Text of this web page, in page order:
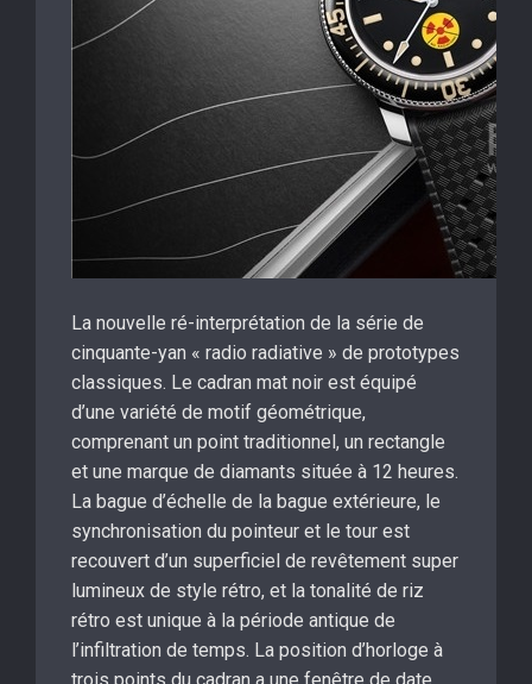
La nouvelle ré-interprétation de la série de
cinquante-yan « radio radiative » de prototypes
classiques. Le cadran mat noir est équipé
d’une variété de motif géométrique,
comprenant un point traditionnel, un rectangle
et une marque de diamants située à 12 heures.
La bague d’échelle de la bague extérieure, le
synchronisation du pointeur et le tour est
recouvert d’un superficiel de revêtement super
lumineux de style rétro, et la tonalité de riz
rétro est unique à la période antique de
l’infiltration de temps. La position d’horloge à